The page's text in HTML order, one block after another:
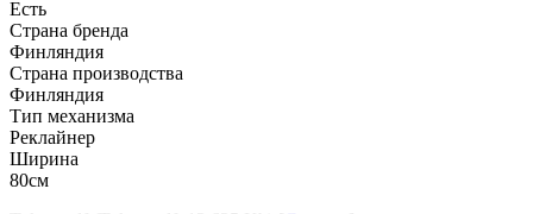
Есть
Страна бренда
Финляндия
Страна производства
Финляндия
Тип механизма
Реклайнер
Ширина
80см